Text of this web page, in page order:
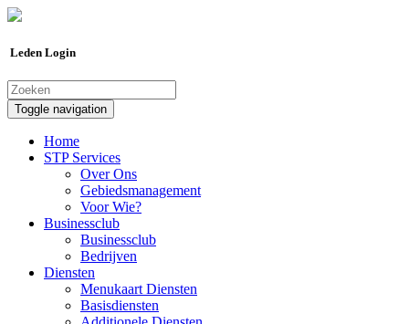
Leden Login
Toggle navigation
Home
STP Services
Over Ons
Gebiedsmanagement
Voor Wie?
Businessclub
Businessclub
Bedrijven
Diensten
Menukaart Diensten
Basisdiensten